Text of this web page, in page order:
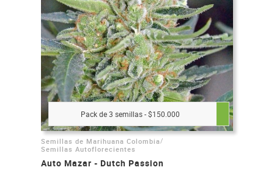
Pack de 3 semillas - $150.000
Semillas de Marihuana Colombia/
Semillas Autoflorecientes
Auto Mazar - Dutch Passion